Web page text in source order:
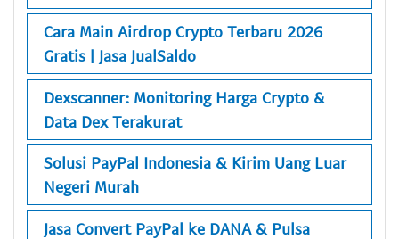
Cara Main Airdrop Crypto Terbaru 2026
Gratis | Jasa JualSaldo
Dexscanner: Monitoring Harga Crypto &
Data Dex Terakurat
Solusi PayPal Indonesia & Kirim Uang Luar
Negeri Murah
Jasa Convert PayPal ke DANA & Pulsa